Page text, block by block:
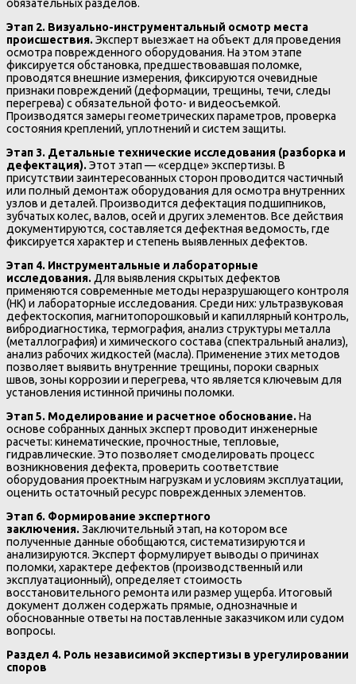
обязательных разделов.
Этап 2. Визуально-инструментальный осмотр места
происшествия.Эксперт выезжает на объект для проведения
осмотра поврежденного оборудования. На этом этапе
фиксируется обстановка, предшествовавшая поломке,
проводятся внешние измерения, фиксируются очевидные
признаки повреждений (деформации, трещины, течи, следы
перегрева) с обязательной фото- и видеосъемкой.
Производятся замеры геометрических параметров, проверка
состояния креплений, уплотнений и систем защиты.
Этап 3. Детальные технические исследования (разборка и
дефектация).Этот этап — «сердце» экспертизы. В
присутствии заинтересованных сторон проводится частичный
или полный демонтаж оборудования для осмотра внутренних
узлов и деталей. Производится дефектация подшипников,
зубчатых колес, валов, осей и других элементов. Все действия
документируются, составляется дефектная ведомость, где
фиксируется характер и степень выявленных дефектов.
Этап 4. Инструментальные и лабораторные
исследования.Для выявления скрытых дефектов
применяются современные методы неразрушающего контроля
(НК) и лабораторные исследования. Среди них: ультразвуковая
дефектоскопия, магнитопорошковый и капиллярный контроль,
вибродиагностика, термография, анализ структуры металла
(металлография) и химического состава (спектральный анализ),
анализ рабочих жидкостей (масла). Применение этих методов
позволяет выявить внутренние трещины, пороки сварных
швов, зоны коррозии и перегрева, что является ключевым для
установления истинной причины поломки.
Этап 5. Моделирование и расчетное обоснование.На
основе собранных данных эксперт проводит инженерные
расчеты: кинематические, прочностные, тепловые,
гидравлические. Это позволяет смоделировать процесс
возникновения дефекта, проверить соответствие
оборудования проектным нагрузкам и условиям эксплуатации,
оценить остаточный ресурс поврежденных элементов.
Этап 6. Формирование экспертного
заключения.Заключительный этап, на котором все
полученные данные обобщаются, систематизируются и
анализируются. Эксперт формулирует выводы о причинах
поломки, характере дефектов (производственный или
эксплуатационный), определяет стоимость
восстановительного ремонта или размер ущерба. Итоговый
документ должен содержать прямые, однозначные и
обоснованные ответы на поставленные заказчиком или судом
вопросы.
Раздел 4. Роль независимой экспертизы в урегулировании
споров